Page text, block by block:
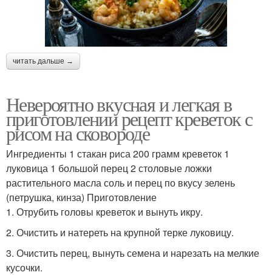
читать дальше →
Невероятно вкусная и легкая в
приготовлении рецепт креветок с
рисом на сковороде
Ингредиенты 1 стакан риса 200 грамм креветок 1
луковица 1 большой перец 2 столовые ложки
растительного масла соль и перец по вкусу зелень
(петрушка, кинза) Приготовление
1. Отрубить головы креветок и вынуть икру.
2. Очистить и натереть на крупной терке луковицу.
3. Очистить перец, вынуть семена и нарезать на мелкие
кусочки.